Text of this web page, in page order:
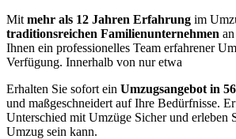
Mit mehr als 12 Jahren Erfahrung im
traditionsreichen Familienunternehmen
Ihnen ein professionelles Team erfahrener
Verfügung. Innerhalb von nur etwa
Erhalten Sie sofort ein Umzugsangebot in
und maßgeschneidert auf Ihre Bedürfnisse.
Unterschied mit Umzüge Sicher und erleben
Umzug sein kann.